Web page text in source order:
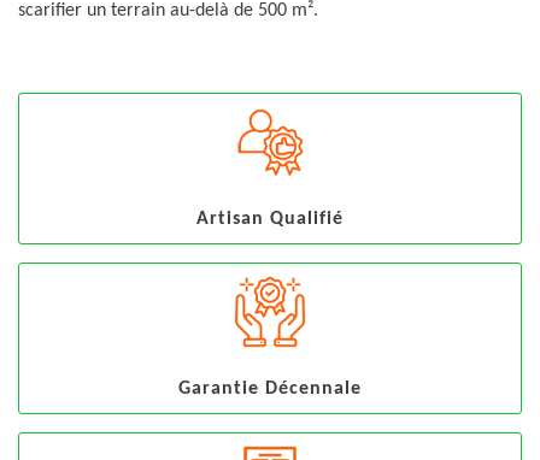
scarifier un terrain au-delà de 500 m².
Artisan Qualifié
Garantie Décennale